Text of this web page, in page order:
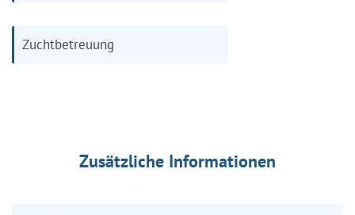
Zuchtbetreuung
Zusätzliche Informationen